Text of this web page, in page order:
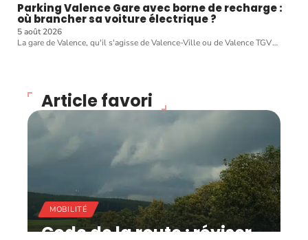
Parking Valence Gare avec borne de recharge :
où brancher sa voiture électrique ?
5 août 2026
La gare de Valence, qu'il s'agisse de Valence-Ville ou de Valence TGV…
Article favori
MOBILITÉ
Code de la route : réviser